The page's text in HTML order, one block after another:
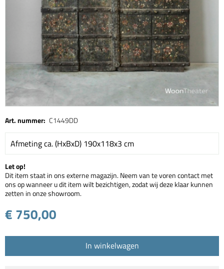
Art. nummer: C1449DD
Afmeting ca. (HxBxD) 190x118x3 cm
Let op!
Dit item staat in ons externe magazijn. Neem van te voren contact met
ons op wanneer u dit item wilt bezichtigen, zodat wij deze klaar kunnen
zetten in onze showroom.
€ 750,00
In winkelwagen